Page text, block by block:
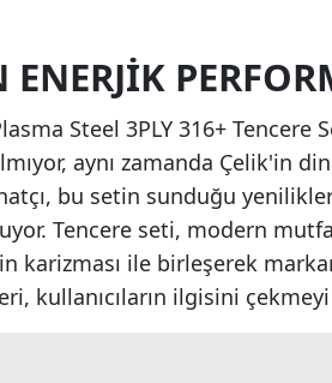
Steel 3PLY 316+
aynı zamanda Çelik'in
bu setin sunduğu
Tencere seti, modern
karizması ile birleşerek
kullanıcıların ilgisini çekmeyi